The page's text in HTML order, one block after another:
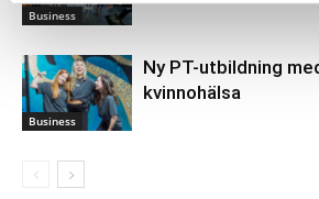
Business
Business
Ny PT-utbildning
kvinnohälsa